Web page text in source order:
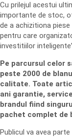
Cu prilejul acestui
importante de stoc,
de a achizitiona
pentru care
investitiilor
Pe parcursul celor
peste 2000 de
calitate. Toate
ani garantie,
brandul fiind
pachet complet de
Publicul va avea